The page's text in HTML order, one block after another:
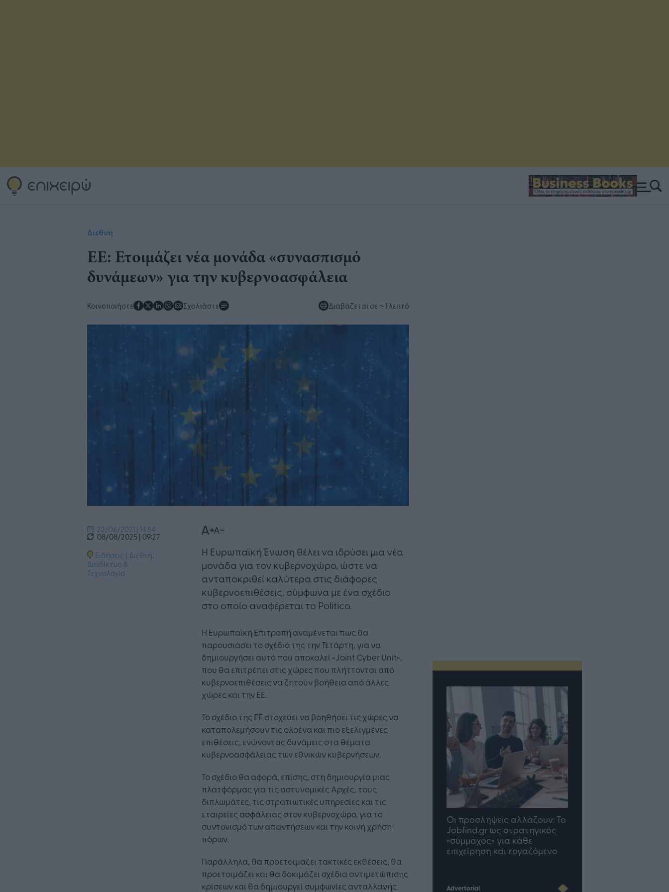
Διεθνή
ΕΕ: Ετοιμάζει νέα μονάδα «συνασπισμό
δυνάμεων» για την κυβερνοασφάλεια
Κοινοποιήστε Σχολιάστε Διαβάζεται σε ~ 1 λεπτό
22/06/2021 | 14:54
08/08/2025 | 09:27
Ειδήσεις | Διεθνή,
Διαδίκτυο &
Τεχνολογία
​Η Ευρωπαϊκή Ένωση θέλει να ιδρύσει μια νέα
μονάδα για τον κυβερνοχώρο, ώστε να
ανταποκριθεί καλύτερα στις διάφορες
κυβερνοεπιθέσεις, σύμφωνα με ένα σχέδιο
στο οποίο αναφέρεται το Politico.
Η Ευρωπαϊκή Επιτροπή αναμένεται πως θα
παρουσιάσει το σχέδιό της την Τετάρτη, για να
δημιουργήσει αυτό που αποκαλεί «Joint Cyber Unit»,
που θα επιτρέπει στις χώρες που πλήττονται από
κυβερνοεπιθέσεις να ζητούν βοήθεια από άλλες
χώρες και την ΕΕ.
Το σχέδιο της ΕΕ στοχεύει να βοηθήσει τις χώρες να
καταπολεμήσουν τις ολοένα και πιο εξελιγμένες
επιθέσεις, ενώνοντας δυνάμεις στα θέματα
κυβερνοασφάλειας των εθνικών κυβερνήσεων.
Το σχέδιο θα αφορά, επίσης, στη δημιουργία μιας
πλατφόρμας για τις αστυνομικές Αρχές, τους
διπλωμάτες, τις στρατιωτικές υπηρεσίες και τις
εταιρείες ασφάλειας στον κυβερνοχώρο, για το
συντονισμό των απαντήσεων και την κοινή χρήση
πόρων.
Παράλληλα, θα προετοιμάζει τακτικές εκθέσεις, θα
προετοιμάζει και θα δοκιμάζει σχέδια αντιμετώπισης
κρίσεων και θα δημιουργεί συμφωνίες ανταλλαγής
Η Τεχνητή Νοημοσύνη: το νέο
λειτουργικό σύστημα της
Οι προσλήψεις αλλάζουν: To
Jobfind.gr ως στρατηγικός
«σύμμαχος» για κάθε
επιχείρηση και εργαζόμενο
Advertorial